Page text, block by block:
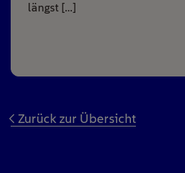
längst […]
Zurück zur Übersicht